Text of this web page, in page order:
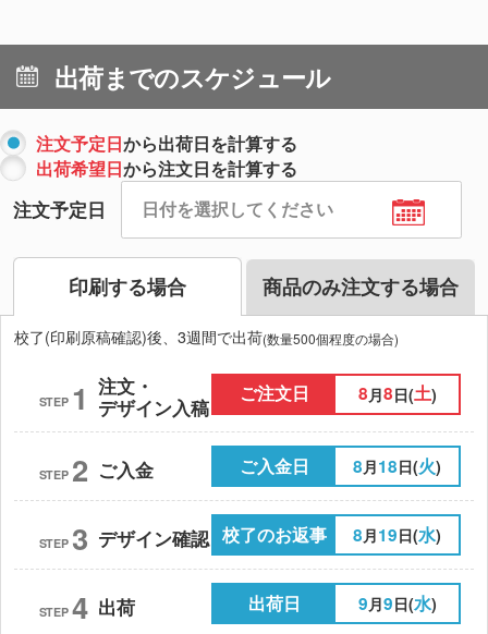
出荷までのスケジュール
注文予定日から出荷日を計算する
出荷希望日から注文日を計算する
注文予定日
印刷する場合 商品のみ注文する場合
校了(印刷原稿確認)後、3週間で出荷(数量500個程度の場合)
STEP 1 注文・
デザイン入稿
ご注文日 8 月8日(土)
STEP 2 ご入金 ご入金日 8月18日(火)
STEP 3 デザイン確認 校了のお返事 8月19日(水)
STEP 4 出荷 出荷日 9月9日(水)